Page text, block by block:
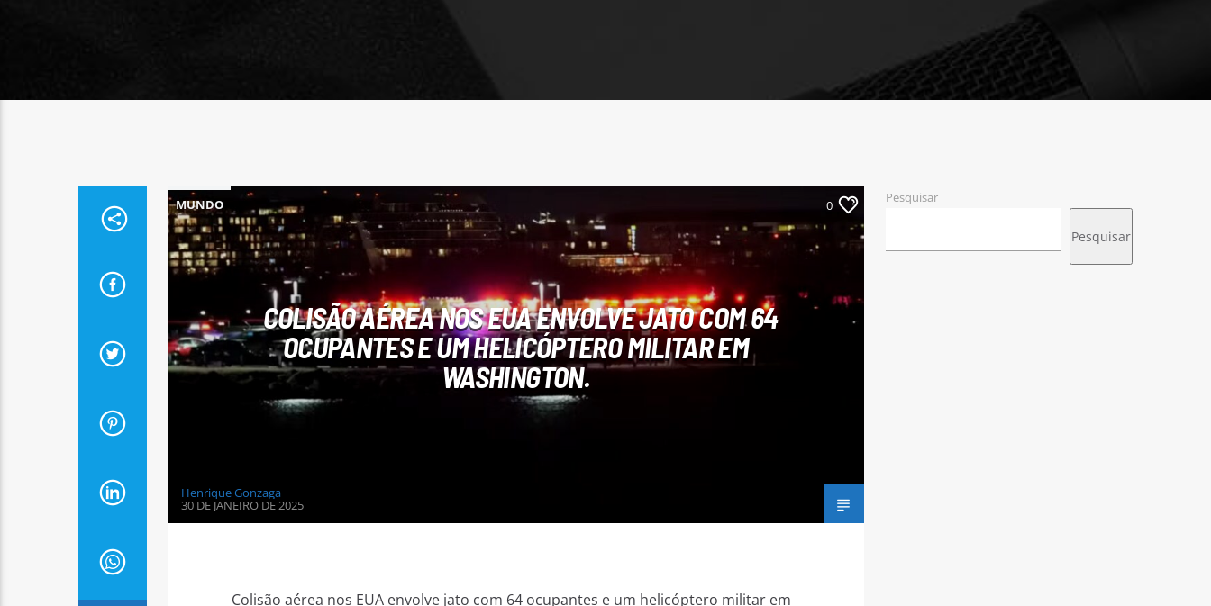
MUNDO 0
COLISÃO AÉREA NOS EUA ENVOLVE JATO COM 64
OCUPANTES E UM HELICÓPTERO MILITAR EM
WASHINGTON.
Henrique Gonzaga
30 DE JANEIRO DE 2025
Colisão aérea nos EUA envolve jato com 64 ocupantes e um helicóptero militar em
Pesquisar
Pesquisar